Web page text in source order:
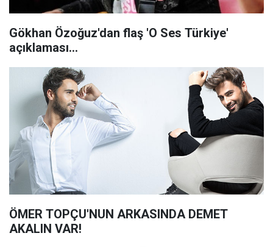
Gökhan Özoğuz'dan flaş 'O Ses Türkiye'
açıklaması...
ÖMER TOPÇU'NUN ARKASINDA DEMET
AKALIN VAR!